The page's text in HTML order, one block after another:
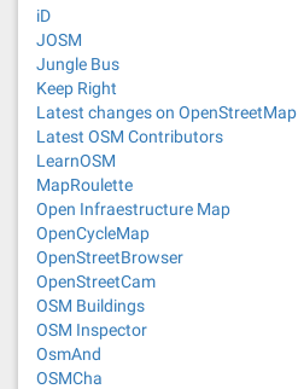
iD
JOSM
Jungle Bus
Keep Right
Latest changes on OpenStreetMap
Latest OSM Contributors
LearnOSM
MapRoulette
Open Infraestructure Map
OpenCycleMap
OpenStreetBrowser
OpenStreetCam
OSM Buildings
OSM Inspector
OsmAnd
OSMCha